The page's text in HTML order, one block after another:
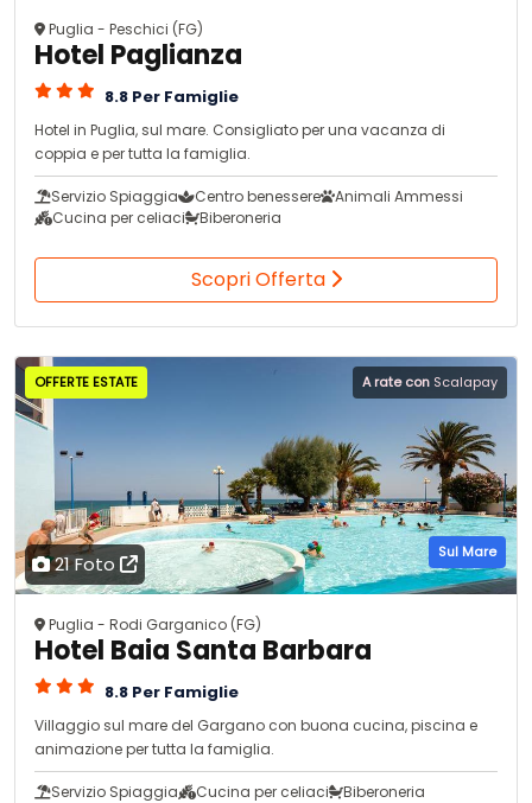
Puglia - Peschici (FG)
Hotel Paglianza
8.8 Per Famiglie
Hotel in Puglia, sul mare. Consigliato per una vacanza di
coppia e per tutta la famiglia.
Servizio Spiaggia Centro benessere
Animali Ammessi
Cucina per celiaci
Biberoneria
Scopri Offerta
21 Foto
OFFERTE ESTATE A rate con Scalapay
Sul Mare
Puglia - Rodi Garganico (FG)
Hotel Baia Santa Barbara
8.8 Per Famiglie
Villaggio sul mare del Gargano con buona cucina, piscina e
animazione per tutta la famiglia.
Servizio Spiaggia Cucina per celiaci Biberoneria